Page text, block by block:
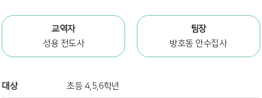
교역자
성용 전도사
팀장
방호동 안수집사
대상 초등 4,5,6학년